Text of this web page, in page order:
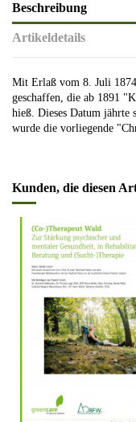
Beschreibung
Artikeldetails
Mit Erlaß vom 8. Juli
geschaffen, die ab 1891
hieß. Dieses Datum jährte
wurde die vorliegende
Kunden, die diesen